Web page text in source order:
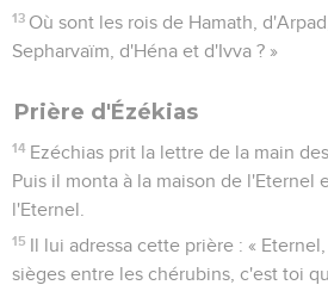
13 Où sont les rois de Hamath,
Sepharvaïm, d'Héna et d'Ivva ? »
Prière d'Ézékias
14 Ezéchias prit la lettre de la main
Puis il monta à la maison de l'Eternel
l'Eternel.
15 Il lui adressa cette prière : «
sièges entre les chérubins, c'est toi